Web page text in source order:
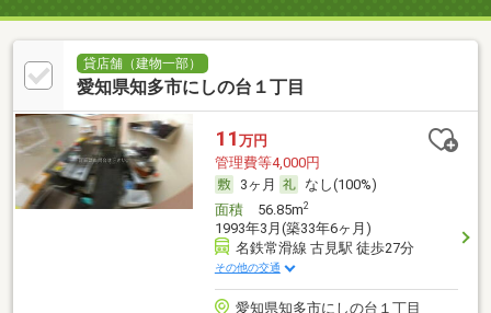
貸店舗（建物一部）
愛知県知多市にしの台１丁目
11 万円
管理費等4,000円
3ヶ月
なし(100%)
面積56.85m2
1993年3月(築33年6ヶ月)
名鉄常滑線 古見駅 徒歩27分
その他の交通
愛知県知多市にしの台１丁目